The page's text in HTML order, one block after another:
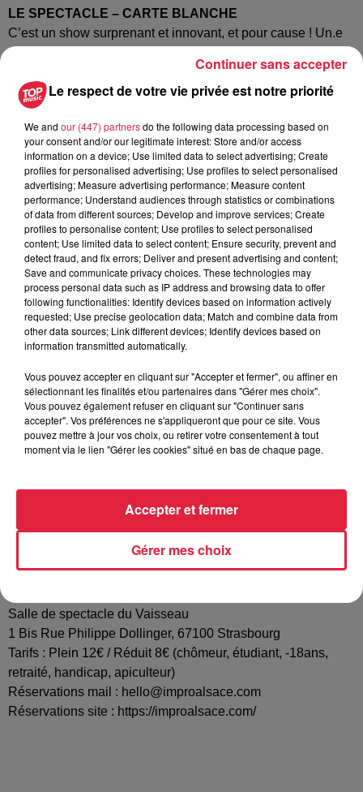
LE SPECTACLE – CARTE BLANCHE
C’est un show surprenant et innovant, et pour cause ! Un.e
seul.e membre de la compagnie concocte une surprise
magistrale pour les comédien.nes et musicien.nes sur
scène, et pour les spectateurs dans le public bien sûr ! Un
format jamais vu à Strasbourg, grâce auquel la compagnie
souhaite être au maximum de la spontanéité, pour le plaisir
de la performance ! L’improvisation théâtrale est un outil
formidable qui permet de mettre en scène tout type de
spectacle. Et grâce à leur talent et à leur expérience, les
membres de la compagnie pourront innover et vous
surprendre. Un spectacle dont on ne sait rien donc, mais
une chose est sûre : c’est une merveilleuse soirée en
perspective !!
LA COMPAGNIE
Leur expérience : professionnelle et spectaculaire
Créée en 2012, IMPRO Alsace est composée de musiciens
et comédien·nes issu·es du monde de l'improvisation, ayant
entre 10 et 15 années de scène chacun.e à leur actif, et
complétant leurs expériences d’autres pratiques artistiques
(musique, danse, théâtre classique, acting).
Leur philosophie : simple - barré - positif
formes et leurs contenus, pour montrer la variété que l’impro
peut offrir, chaque spectacle est unique. Leur public va de la
petite enfance à la retraite et les thèmes des spectacles
explorent tous les univers, alliant rire et émotion, folie et
sincérité.
Salle de spectacle du Vaisseau
1 Bis Rue Philippe Dollinger, 67100 Strasbourg
Tarifs : Plein 12€ / Réduit 8€ (chômeur, étudiant, -18ans,
retraité, handicap, apiculteur)
Réservations mail : hello@improalsace.com
Réservations site : https://improalsace.com/
Le respect de votre vie privée est notre priorité
We and our (447) partnersdo the following data processing based on
your consent and/or our legitimate interest: Store and/or access
information on a device; Use limited data to select advertising; Create
profiles for personalised advertising; Use profiles to select personalised
advertising; Measure advertising performance; Measure content
performance; Understand audiences through statistics or combinations
of data from different sources; Develop and improve services; Create
profiles to personalise content; Use profiles to select personalised
content; Use limited data to select content; Ensure security, prevent and
detect fraud, and fix errors; Deliver and present advertising and content;
Save and communicate privacy choices. These technologies may
process personal data such as IP address and browsing data to offer
following functionalities: Identify devices based on information actively
requested; Use precise geolocation data; Match and combine data from
other data sources; Link different devices; Identify devices based on
information transmitted automatically.
Vous pouvez accepter en cliquant sur "Accepter et fermer", ou affiner en
sélectionnant les finalités et/ou partenaires dans "Gérer mes choix".
Vous pouvez également refuser en cliquant sur "Continuer sans
accepter". Vos préférences ne s'appliqueront que pour ce site. Vous
pouvez mettre à jour vos choix, ou retirer votre consentement à tout
moment via le lien "Gérer les cookies" situé en bas de chaque page.
Gérer mes choix
Accepter et fermer
Continuer sans accepter